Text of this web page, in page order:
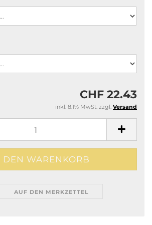
CHF 22.43
inkl. 8.1% MwSt. zzgl. Versand
AUF DEN MERKZETTEL